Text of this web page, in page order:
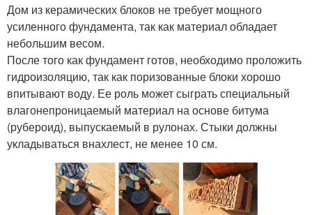
Дом из керамических блоков не требует мощного
усиленного фундамента, так как материал обладает
небольшим весом.
После того как фундамент готов, необходимо проложить
гидроизоляцию, так как поризованные блоки хорошо
впитывают воду. Ее роль может сыграть специальный
влагонепроницаемый материал на основе битума
(рубероид), выпускаемый в рулонах. Стыки должны
укладываться внахлест, не менее 10 см.